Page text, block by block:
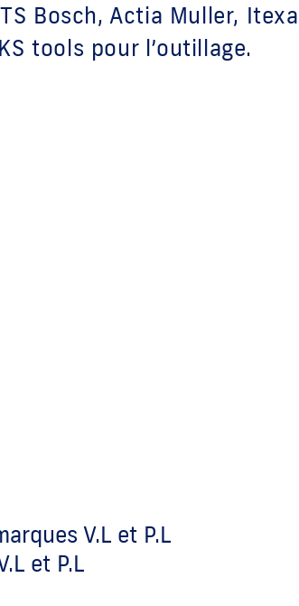
Bosch, Actia Muller,
tools pour l’outillage.
V.L et P.L
et P.L